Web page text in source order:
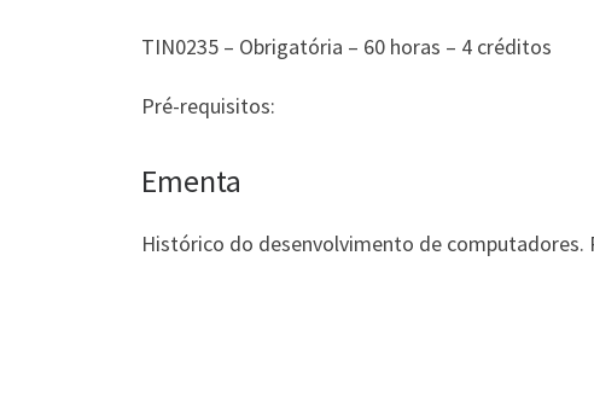
TIN0235 – Obrigatória – 60 horas – 4 créditos
Pré-requisitos:
Ementa
Histórico do desenvolvimento de computadores.